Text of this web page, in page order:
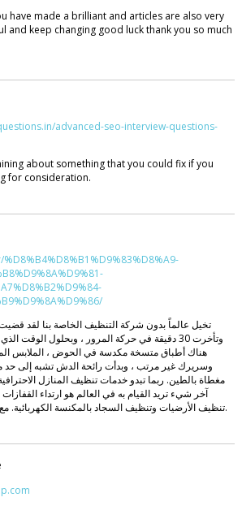
have made a brilliant and articles are also very
and keep changing good luck thank you so much
advanced-seo-interview-questions-
about something that you could fix if you
for consideration.
وتأخرت 30 دقيقة في حركة المرور ، وبحلول
هناك أطباق متسخة مكدسة في الحوض ، الملابس
وسريرك غير مرتب ، وبدأت رائحة الدش تشبه إلى حد
مغطاة بالطين. ربما تبدو خدمات تنظيف المنازل
آخر شيء تريد القيام به في العالم هو ارتداء
تنظيف الأرضيات وتنظيف السجاد بالمكنسة الكهربائية. مع خدماتنا ، لست مضطرًا لذلك.